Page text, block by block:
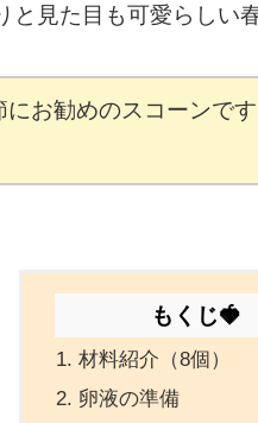
見た目も可愛らしい
にお勧めのスコーンで
もくじ🍓
材料紹介（8個）
卵液の準備